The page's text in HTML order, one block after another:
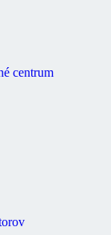
centrum